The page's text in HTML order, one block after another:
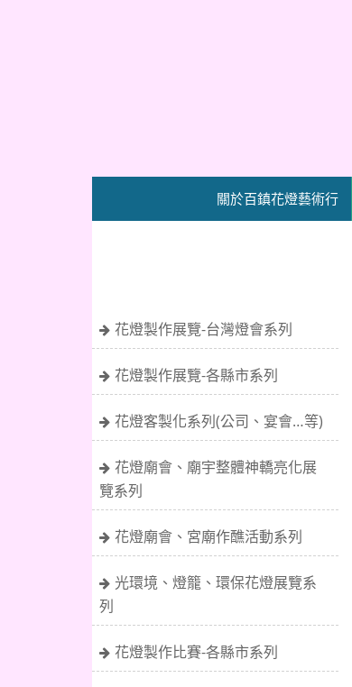
關於百鎮花燈藝術行
花燈製作展覽-台灣燈會系列
花燈製作展覽-各縣市系列
花燈客製化系列(公司、宴會…等)
花燈廟會、廟宇整體神轎亮化展
覽系列
花燈廟會、宮廟作醮活動系列
光環境、燈籠、環保花燈展覽系
列
花燈製作比賽-各縣市系列